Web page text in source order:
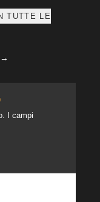
TUTTE LE
→
I campi